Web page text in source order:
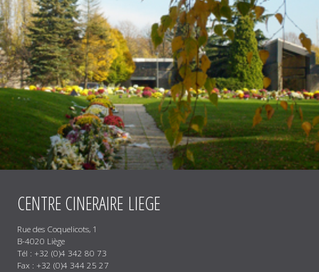
CENTRECINERAIRELIEGE
Rue des Coquelicots, 1
B-4020 Liège
Tél : +32 (0)4 342 80 73
Fax : +32 (0)4 344 25 27